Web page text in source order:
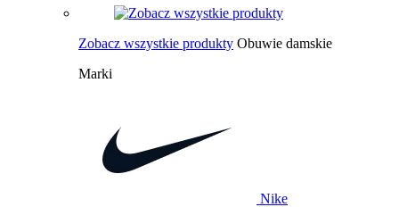
Zobacz wszystkie produkty Obuwie damskie
Marki
Nike